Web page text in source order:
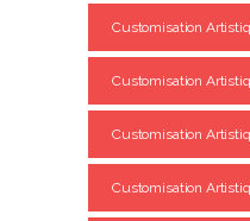
Customisation
Customisation
Customisation
Customisation